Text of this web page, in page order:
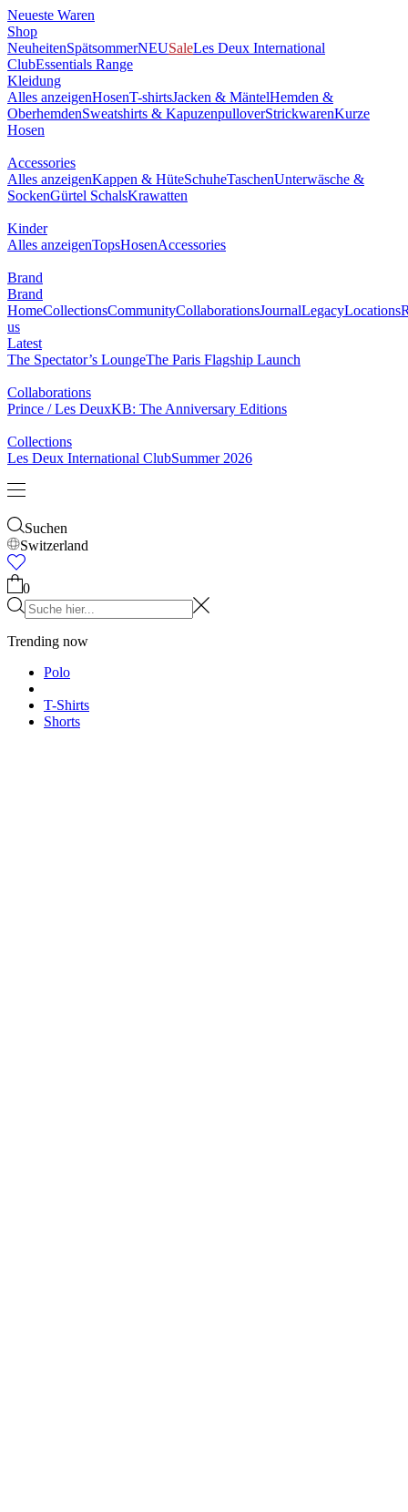
Neueste Waren
Shop
NeuheitenSpätsommerNEUSaleLes Deux International
ClubEssentials Range
Kleidung
Alles anzeigenHosenT-shirtsJacken & MäntelHemden &
OberhemdenSweatshirts & KapuzenpulloverStrickwarenKurze
Hosen
Accessories
Alles anzeigenKappen & HüteSchuheTaschenUnterwäsche &
SockenGürtel SchalsKrawatten
Kinder
Alles anzeigenTopsHosenAccessories
Brand
Brand
HomeCollectionsCommunityCollaborationsJournalLegacyLocations
us
Latest
The Spectator’s LoungeThe Paris Flagship Launch
Collaborations
Prince / Les DeuxKB: The Anniversary Editions
Collections
Les Deux International ClubSummer 2026
Suchen
Switzerland
0
Trending now
Polo
T-Shirts
Shorts